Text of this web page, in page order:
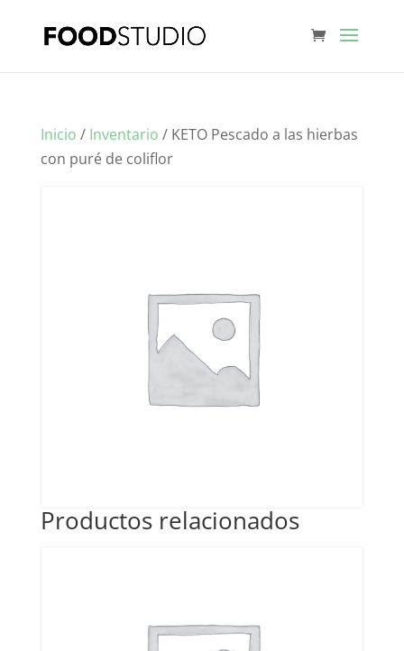
Inicio / Inventario / KETO Pescado a las hierbas
con puré de coliflor
Productos relacionados